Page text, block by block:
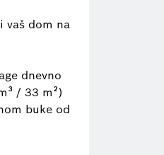
vaš dom na
dnevno
/ 33 m²)
buke od